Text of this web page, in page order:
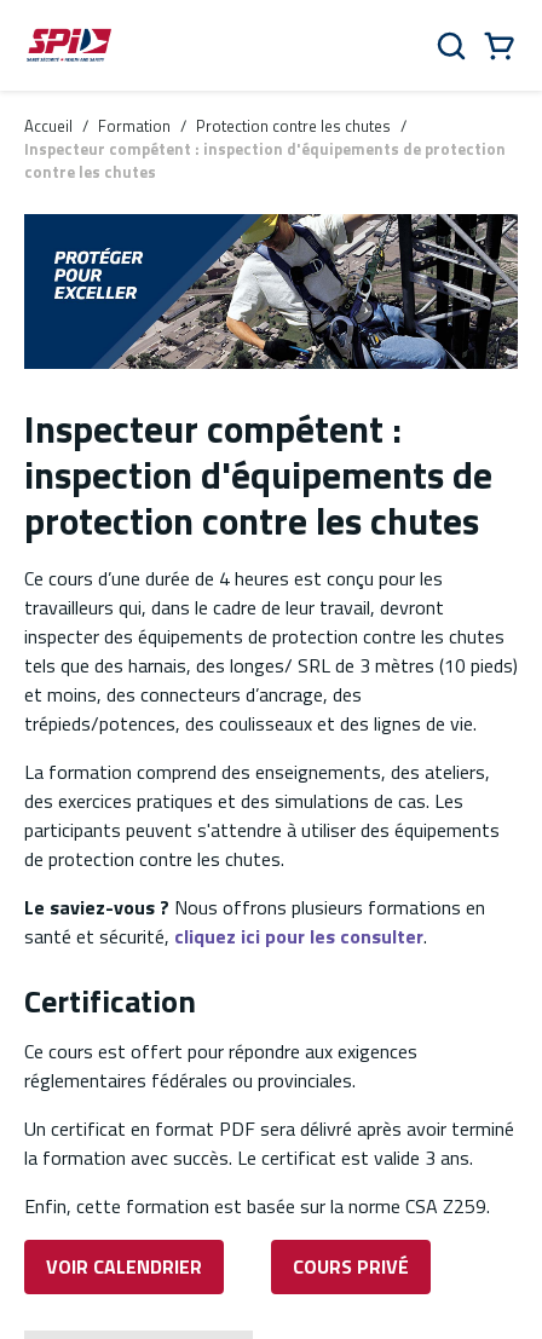
Aller au contenu principal
Skip to menu
Skip to footer
Rechercher
Accueil / Formation / Protection contre les chutes /
Inspecteur compétent : inspection d'équipements de protection
contre les chutes
Inspecteur compétent :
inspection d'équipements de
protection contre les chutes
Ce cours d’une durée de 4 heures est conçu pour les
travailleurs qui, dans le cadre de leur travail, devront
inspecter des équipements de protection contre les chutes
tels que des harnais, des longes/ SRL de 3 mètres (10 pieds)
et moins, des connecteurs d’ancrage, des
trépieds/potences, des coulisseaux et des lignes de vie.
La formation comprend des enseignements, des ateliers,
des exercices pratiques et des simulations de cas. Les
participants peuvent s'attendre à utiliser des équipements
de protection contre les chutes.
Le saviez-vous ? Nous offrons plusieurs formations en
santé et sécurité, cliquez ici pour les consulter.
Certification
Ce cours est offert pour répondre aux exigences
réglementaires fédérales ou provinciales.
Un certificat en format PDF sera délivré après avoir terminé
la formation avec succès. Le certificat est valide 3 ans.
Enfin, cette formation est basée sur la norme CSA Z259.
VOIR CALENDRIER COURS PRIVÉ